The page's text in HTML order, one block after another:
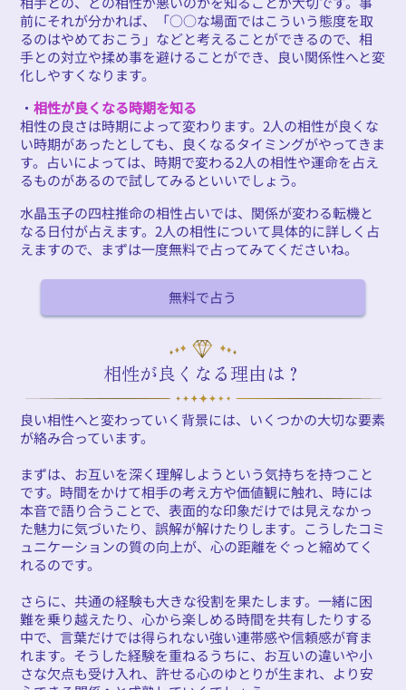
前にそれが分かれば、「○○な場面ではこういう態度を取
るのはやめておこう」などと考えることができるので、相
手との対立や揉め事を避けることができ、良い関係性へと変
化しやすくなります。
・相性が良くなる時期を知る
相性の良さは時期によって変わります。2人の相性が良くな
い時期があったとしても、良くなるタイミングがやってきま
す。占いによっては、時期で変わる2人の相性や運命を占え
るものがあるので試してみるといいでしょう。
水晶玉子の四柱推命の相性占いでは、関係が変わる転機と
なる日付が占えます。2人の相性について具体的に詳しく占
えますので、まずは一度無料で占ってみてくださいね。
無料で占う
相性が良くなる理由は？
良い相性へと変わっていく背景には、いくつかの大切な要素
が絡み合っています。
まずは、お互いを深く理解しようという気持ちを持つこと
です。時間をかけて相手の考え方や価値観に触れ、時には
本音で語り合うことで、表面的な印象だけでは見えなかっ
た魅力に気づいたり、誤解が解けたりします。こうしたコミ
ュニケーションの質の向上が、心の距離をぐっと縮めてく
れるのです。
さらに、共通の経験も大きな役割を果たします。一緒に困
難を乗り越えたり、心から楽しめる時間を共有したりする
中で、言葉だけでは得られない強い連帯感や信頼感が育ま
れます。そうした経験を重ねるうちに、お互いの違いや小
さな欠点も受け入れ、許せる心のゆとりが生まれ、より安